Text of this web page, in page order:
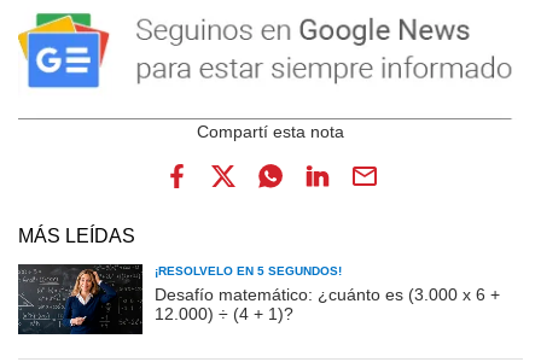
MÁS LEÍDAS
¡RESOLVELO EN 5 SEGUNDOS!
Desafío matemático: ¿cuánto es (3.000 x 6 +
12.000) ÷ (4 + 1)?